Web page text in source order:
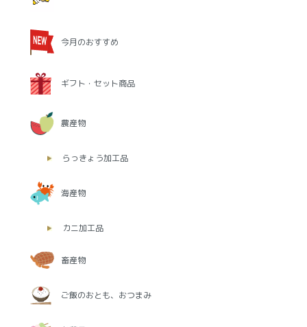
今月のおすすめ
ギフト・セット商品
農産物
らっきょう加工品
海産物
カニ加工品
畜産物
ご飯のおとも、おつまみ